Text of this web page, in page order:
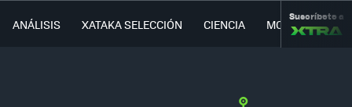
ANÁLISIS XATAKA SELECCIÓN CIENCIA MOVILIDAD
Suscríbete a